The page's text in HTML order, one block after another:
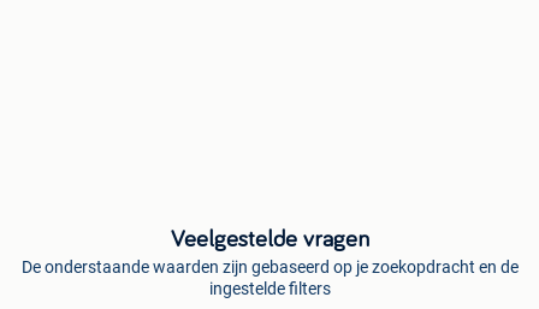
Veelgestelde vragen
De onderstaande waarden zijn gebaseerd op je zoekopdracht en de
ingestelde filters